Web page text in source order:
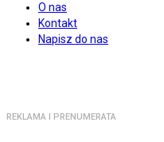
O nas
Kontakt
Napisz do nas
REKLAMA I PRENUMERATA